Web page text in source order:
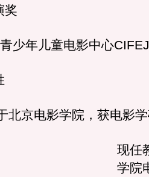
奖
年儿童电影中心
京电影学院，获电影学
现任
学院